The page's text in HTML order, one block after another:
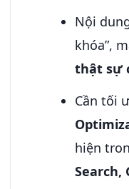
Nội
khóa”,
thật sự
Cần tối
hiện
Search,